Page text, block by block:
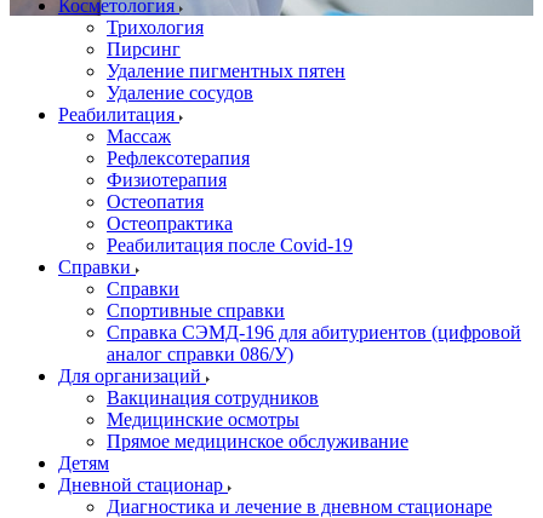
Косметология
Трихология
Пирсинг
Удаление пигментных пятен
Удаление сосудов
Реабилитация
Массаж
Рефлексотерапия
Физиотерапия
Остеопатия
Остеопрактика
Реабилитация после Covid-19
Справки
Справки
Спортивные справки
Справка СЭМД‑196 для абитуриентов (цифровой
аналог справки 086/У)
Для организаций
Вакцинация сотрудников
Медицинские осмотры
Прямое медицинское обслуживание
Детям
Дневной стационар
Диагностика и лечение в дневном стационаре